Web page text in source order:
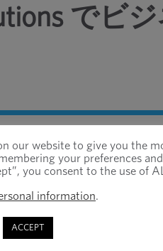
でビ
ンデミックが続く中
があります。
our website to give you the
your preferences
you consent to the use of
information.
ACCEPT